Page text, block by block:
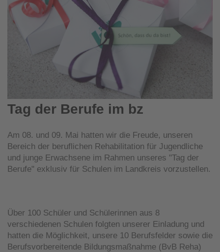
Tag der Berufe im bz
Am 08. und 09. Mai hatten wir die Freude, unseren
Bereich der beruflichen Rehabilitation für Jugendliche
und junge Erwachsene im Rahmen unseres "Tag der
Berufe" exklusiv für Schulen im Landkreis vorzustellen.
Über 100 Schüler und Schülerinnen aus 8
verschiedenen Schulen folgten unserer Einladung und
hatten die Möglichkeit, unsere 10 Berufsfelder sowie die
Berufsvorbereitende Bildungsmaßnahme (BvB Reha)